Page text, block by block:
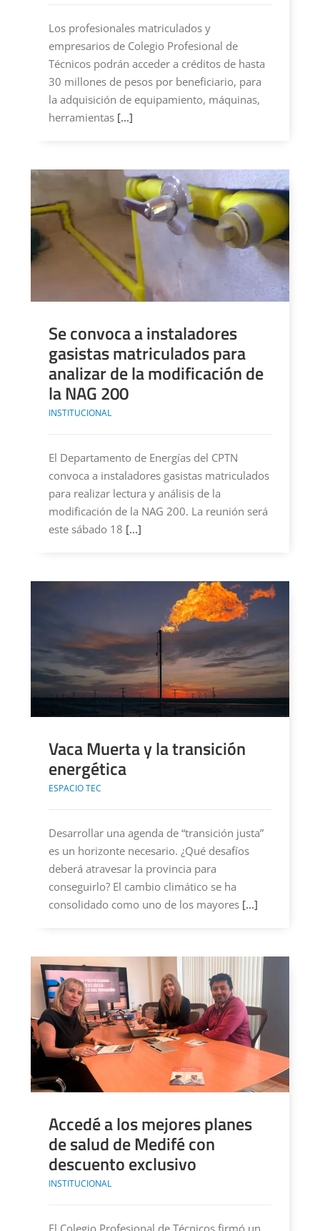
Los profesionales matriculados y
empresarios de Colegio Profesional de
Técnicos podrán acceder a créditos de hasta
30 millones de pesos por beneficiario, para
la adquisición de equipamiento, máquinas,
herramientas [...]
Se convoca a instaladores
gasistas matriculados para
analizar de la modificación de
la NAG 200
INSTITUCIONAL
El Departamento de Energías del CPTN
convoca a instaladores gasistas matriculados
para realizar lectura y análisis de la
modificación de la NAG 200. La reunión será
este sábado 18 [...]
Vaca Muerta y la transición
energética
ESPACIO TEC
Desarrollar una agenda de “transición justa”
es un horizonte necesario. ¿Qué desafíos
deberá atravesar la provincia para
conseguirlo? El cambio climático se ha
consolidado como uno de los mayores [...]
Accedé a los mejores planes
de salud de Medifé con
descuento exclusivo
INSTITUCIONAL